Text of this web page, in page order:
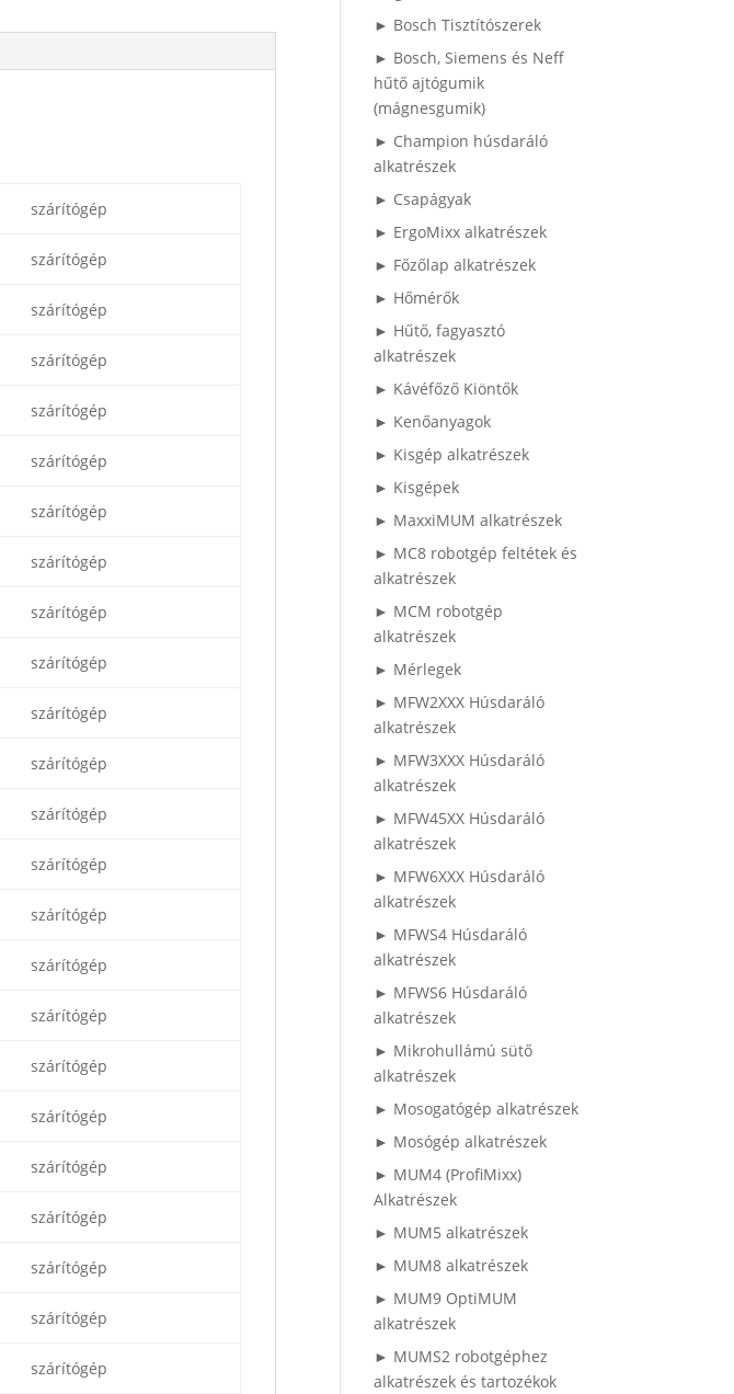
szárítógép
szárítógép
szárítógép
szárítógép
szárítógép
szárítógép
szárítógép
szárítógép
szárítógép
szárítógép
szárítógép
szárítógép
szárítógép
szárítógép
szárítógép
szárítógép
szárítógép
szárítógép
szárítógép
szárítógép
szárítógép
szárítógép
szárítógép
szárítógép
► Bosch Tisztítószerek
► Bosch, Siemens és Neff
hűtő ajtógumik
(mágnesgumik)
► Champion húsdaráló
alkatrészek
► Csapágyak
► ErgoMixx alkatrészek
► Főzőlap alkatrészek
► Hőmérők
► Hűtő, fagyasztó
alkatrészek
► Kávéfőző Kiöntők
► Kenőanyagok
► Kisgép alkatrészek
► Kisgépek
► MaxxiMUM alkatrészek
► MC8 robotgép feltétek és
alkatrészek
► MCM robotgép
alkatrészek
► Mérlegek
► MFW2XXX Húsdaráló
alkatrészek
► MFW3XXX Húsdaráló
alkatrészek
► MFW45XX Húsdaráló
alkatrészek
► MFW6XXX Húsdaráló
alkatrészek
► MFWS4 Húsdaráló
alkatrészek
► MFWS6 Húsdaráló
alkatrészek
► Mikrohullámú sütő
alkatrészek
► Mosogatógép alkatrészek
► Mosógép alkatrészek
► MUM4 (ProfiMixx)
Alkatrészek
► MUM5 alkatrészek
► MUM8 alkatrészek
► MUM9 OptiMUM
alkatrészek
► MUMS2 robotgéphez
alkatrészek és tartozékok